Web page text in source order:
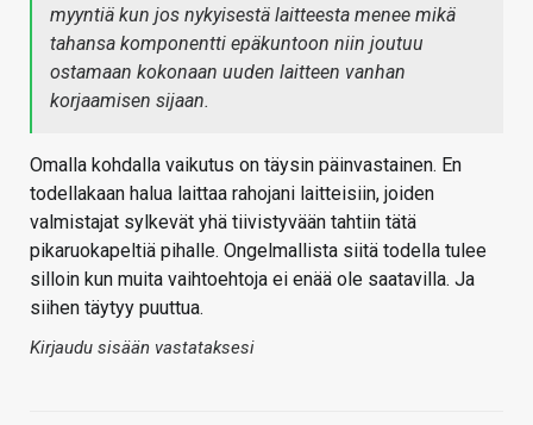
myyntiä kun jos nykyisestä laitteesta menee mikä
tahansa komponentti epäkuntoon niin joutuu
ostamaan kokonaan uuden laitteen vanhan
korjaamisen sijaan.
Omalla kohdalla vaikutus on täysin päinvastainen. En
todellakaan halua laittaa rahojani laitteisiin, joiden
valmistajat sylkevät yhä tiivistyvään tahtiin tätä
pikaruokapeltiä pihalle. Ongelmallista siitä todella tulee
silloin kun muita vaihtoehtoja ei enää ole saatavilla. Ja
siihen täytyy puuttua.
Kirjaudu sisään vastataksesi